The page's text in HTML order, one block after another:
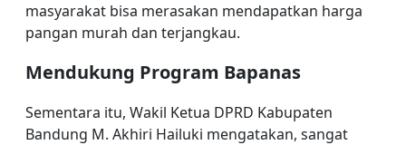
masyarakat bisa merasakan mendapatkan harga
pangan murah dan terjangkau.
Mendukung Program Bapanas
Sementara itu, Wakil Ketua DPRD Kabupaten
Bandung M. Akhiri Hailuki mengatakan, sangat